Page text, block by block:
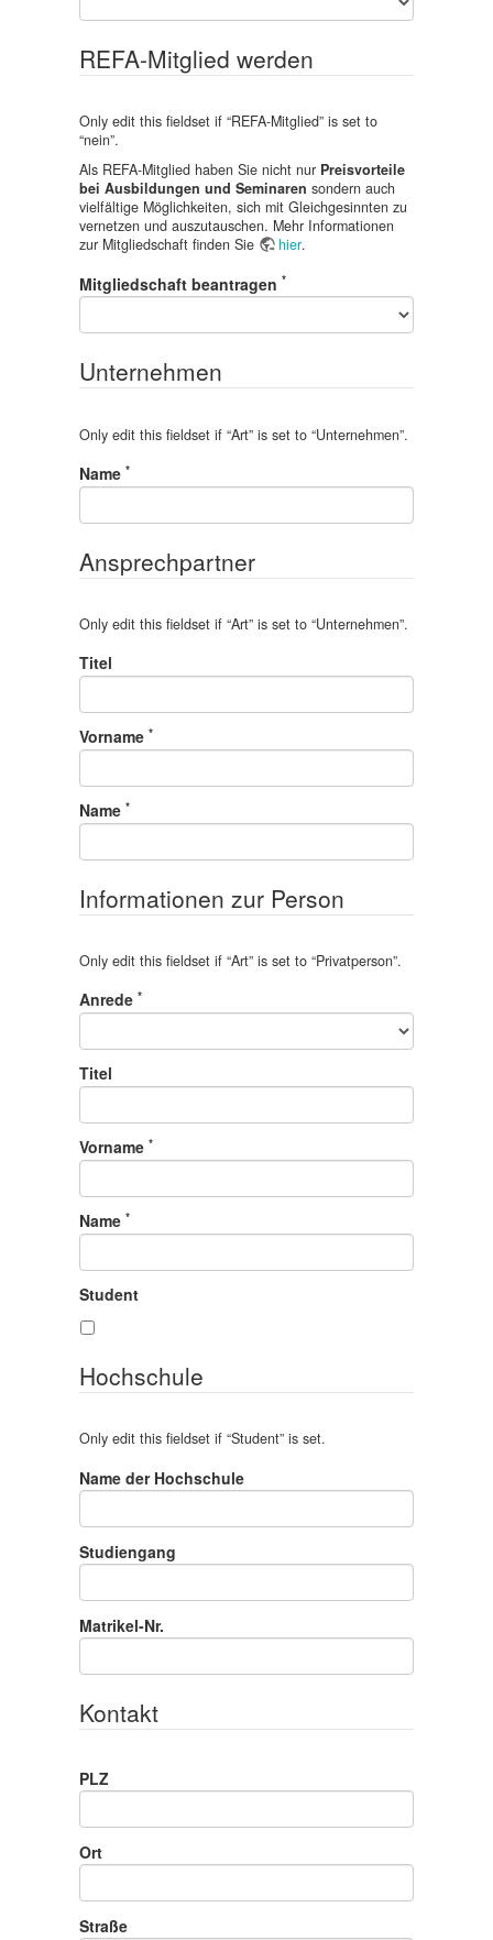
REFA-Mitglied werden
Only edit this fieldset if “REFA-Mitglied” is set to
“nein”.
Als REFA-Mitglied haben Sie nicht nur Preisvorteile
bei Ausbildungen und Seminaren sondern auch
vielfältige Möglichkeiten, sich mit Gleichgesinnten zu
vernetzen und auszutauschen. Mehr Informationen
zur Mitgliedschaft finden Sie
hier.
Mitgliedschaft beantragen *
Unternehmen
Only edit this fieldset if “Art” is set to “Unternehmen”.
Name *
Ansprechpartner
Only edit this fieldset if “Art” is set to “Unternehmen”.
Titel
Vorname *
Name *
Informationen zur Person
Only edit this fieldset if “Art” is set to “Privatperson”.
Anrede *
Titel
Vorname *
Name *
Student
Hochschule
Only edit this fieldset if “Student” is set.
Name der Hochschule
Studiengang
Matrikel-Nr.
Kontakt
PLZ
Ort
Straße